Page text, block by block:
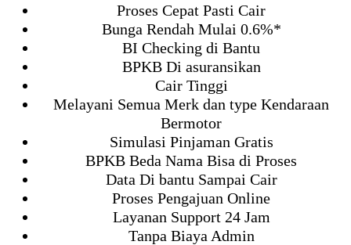
Proses Cepat Pasti Cair
Bunga Rendah Mulai 0.6%*
BI Checking di Bantu
BPKB Di asuransikan
Cair Tinggi
Melayani Semua Merk dan type Kendaraan
Bermotor
Simulasi Pinjaman Gratis
BPKB Beda Nama Bisa di Proses
Data Di bantu Sampai Cair
Proses Pengajuan Online
Layanan Support 24 Jam
Tanpa Biaya Admin